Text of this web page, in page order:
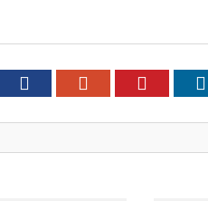
Facebook Google+ Pinterest